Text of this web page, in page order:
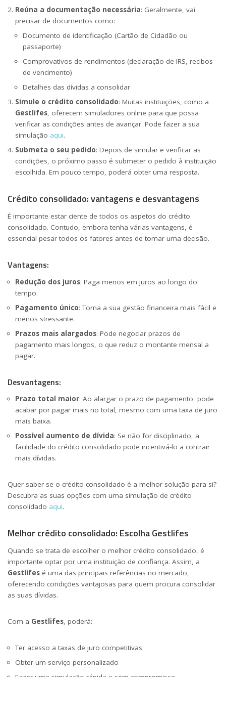
Reúna a documentação necessária: Geralmente, vai
precisar de documentos como:
Documento de identificação (Cartão de Cidadão ou
passaporte)
Comprovativos de rendimentos (declaração de IRS, recibos
de vencimento)
Detalhes das dívidas a consolidar
Simule o crédito consolidado: Muitas instituições, como a
Gestlifes, oferecem simuladores online para que possa
verificar as condições antes de avançar. Pode fazer a sua
simulação aqui.
Submeta o seu pedido: Depois de simular e verificar as
condições, o próximo passo é submeter o pedido à instituição
escolhida. Em pouco tempo, poderá obter uma resposta.
Crédito consolidado: vantagens e desvantagens
É importante estar ciente de todos os aspetos do crédito
consolidado. Contudo, embora tenha várias vantagens, é
essencial pesar todos os fatores antes de tomar uma decisão.
Vantagens:
Redução dos juros: Paga menos em juros ao longo do
tempo.
Pagamento único: Torna a sua gestão financeira mais fácil e
menos stressante.
Prazos mais alargados: Pode negociar prazos de
pagamento mais longos, o que reduz o montante mensal a
pagar.
Desvantagens:
Prazo total maior: Ao alargar o prazo de pagamento, pode
acabar por pagar mais no total, mesmo com uma taxa de juro
mais baixa.
Possível aumento de dívida: Se não for disciplinado, a
facilidade do crédito consolidado pode incentivá-lo a contrair
mais dívidas.
Quer saber se o crédito consolidado é a melhor solução para si?
Descubra as suas opções com uma simulação de crédito
consolidado aqui.
Melhor crédito consolidado: Escolha Gestlifes
Quando se trata de escolher o melhor crédito consolidado, é
importante optar por uma instituição de confiança. Assim, a
Gestlifes é uma das principais referências no mercado,
oferecendo condições vantajosas para quem procura consolidar
as suas dívidas.
Com a Gestlifes, poderá:
Ter acesso a taxas de juro competitivas
Obter um serviço personalizado
Fazer uma simulação rápida e sem compromisso